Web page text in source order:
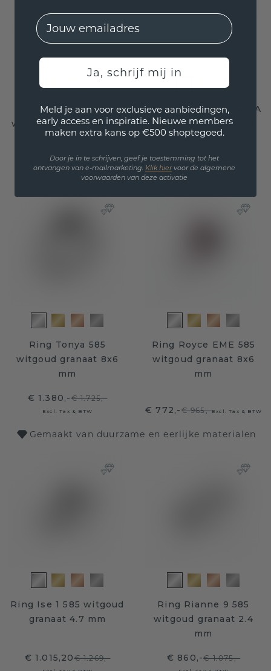
Ring Anouk 585
witgoud granaat 6 mm
€ 687,20 € 859,-
Excl. Tax & BTW
Aanschuifring Crown A
585 witgoud granaat
4x3 mm
€ 631,20 € 789,-
Excl. Tax & BTW
Ring Tonya 585
witgoud granaat 8x6
mm
€ 1.380,-€ 1.725,-
Excl. Tax & BTW
Ring Royce EME 585
witgoud granaat 8x6
mm
€ 772,-€ 965,-Excl. Tax & BTW
Gemaakt van duurzame en eerlijke materialen
Ring Ise 1 585 witgoud
granaat 4.7 mm
€ 1.015,20€ 1.269,-
Ring Rianne 9 585
witgoud granaat 2.4
mm
€ 860,-€ 1.075,-
EMail
Ja, schrijf mij in
Meld je aan voor exclusieve aanbiedingen,
early access en inspiratie. Nieuwe members
maken extra kans op €500 shoptegoed.
Door je in te schrijven, geef je toestemming tot het
ontvangen van e-mailmarketing. Klik hiervoor de algemene
voorwaarden van deze activatie